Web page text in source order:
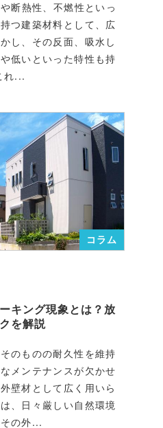
断熱性、不燃性といっ
つ建築材料として、広
し、その反面、吸水し
低いといった特性も持
れ...
コラム
キング現象とは？放
を解説
のものの耐久性を維持
メンテナンスが欠かせ
壁材として広く用いら
、日々厳しい自然環境
の外...